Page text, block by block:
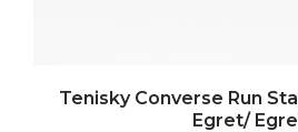
Tenisky Converse Run
Egret/